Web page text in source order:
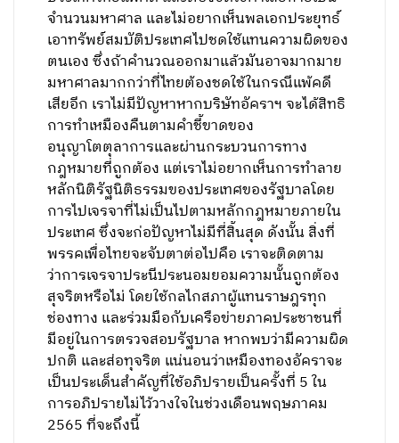
จำนวนมหาศาล และไม่อยากเห็นพลเอกประยุทธ์
เอาทรัพย์สมบัติประเทศไปชดใช้แทนความผิดของ
ตนเอง ซึ่งถ้าคำนวณออกมาแล้วมันอาจมากมาย
มหาศาลมากกว่าที่ไทยต้องชดใช้ในกรณีแพ้คดี
เสียอีก เราไม่มีปัญหาหากบริษัทอัคราฯ จะได้สิทธิ
การทำเหมืองคืนตามคำชี้ขาดของ
อนุญาโตตุลาการและผ่านกระบวนการทาง
กฎหมายที่ถูกต้อง แต่เราไม่อยากเห็นการทำลาย
หลักนิติรัฐนิติธรรมของประเทศของรัฐบาลโดย
การไปเจรจาที่ไม่เป็นไปตามหลักกฎหมายภายใน
ประเทศ ซึ่งจะก่อปัญหาไม่มีที่สิ้นสุด ดังนั้น สิ่งที่
พรรคเพื่อไทยจะจับตาต่อไปคือ เราจะติดตาม
ว่าการเจรจาประนีประนอมยอมความนั้นถูกต้อง
สุจริตหรือไม่ โดยใช้กลไกสภาผู้แทนราษฎรทุก
ช่องทาง และร่วมมือกับเครือข่ายภาคประชาชนที่
มีอยู่ในการตรวจสอบรัฐบาล หากพบว่ามีความผิด
ปกติ และส่อทุจริต แน่นอนว่าเหมืองทองอัคราจะ
เป็นประเด็นสำคัญที่ใช้อภิปรายเป็นครั้งที่ 5 ใน
การอภิปรายไม่ไว้วางใจในช่วงเดือนพฤษภาคม
2565 ที่จะถึงนี้